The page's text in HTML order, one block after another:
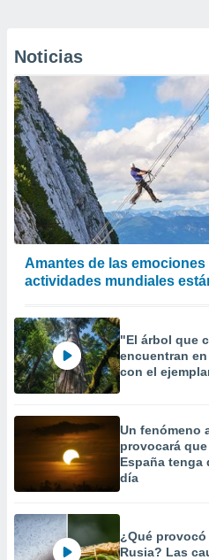
Noticias
Amantes de las
actividades mundiales
"El árbol que
encuentran
con el
Un fenómeno
provocará
España tenga
día
¿Qué
Rusia? Las